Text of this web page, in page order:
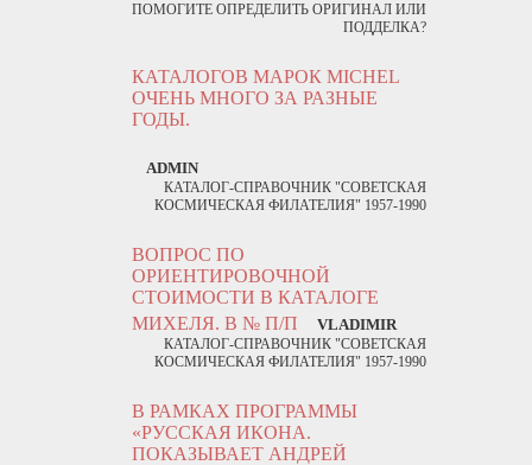
ПОМОГИТЕ ОПРЕДЕЛИТЬ ОРИГИНАЛ ИЛИ
ПОДДЕЛКА?
КАТАЛОГОВ МАРОК MICHEL
ОЧЕНЬ МНОГО ЗА РАЗНЫЕ
ГОДЫ.
ADMIN
КАТАЛОГ-СПРАВОЧНИК "СОВЕТСКАЯ
КОСМИЧЕСКАЯ ФИЛАТЕЛИЯ" 1957-1990
ВОПРОС ПО
ОРИЕНТИРОВОЧНОЙ
СТОИМОСТИ В КАТАЛОГЕ
МИХЕЛЯ. В № П/П
VLADIMIR
КАТАЛОГ-СПРАВОЧНИК "СОВЕТСКАЯ
КОСМИЧЕСКАЯ ФИЛАТЕЛИЯ" 1957-1990
В РАМКАХ ПРОГРАММЫ
«РУССКАЯ ИКОНА.
ПОКАЗЫВАЕТ АНДРЕЙ